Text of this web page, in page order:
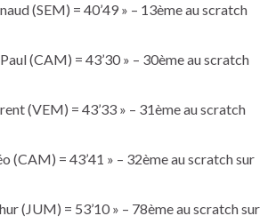
(SEM) = 40’49 » – 13ème au scratch
(CAM) = 43’30 » – 30ème au scratch
(VEM) = 43’33 » – 31ème au scratch
(CAM) = 43’41 » – 32ème au scratch sur
(JUM) = 53’10 » – 78ème au scratch sur